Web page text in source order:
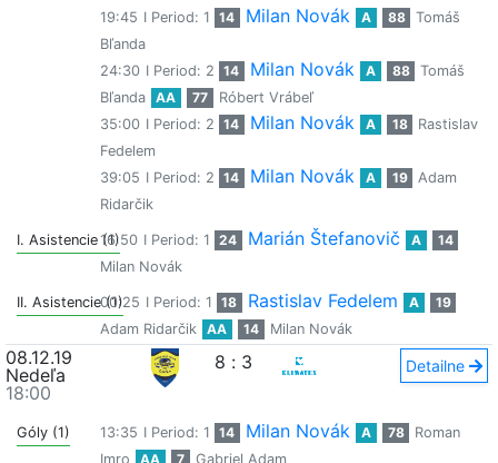
19:45 I Period: 1 14 Milan Novák A 88
Tomáš
Bľanda
24:30 I Period: 2 14 Milan Novák A 88
Tomáš
Bľanda
AA 77
Róbert Vrábeľ
35:00 I Period: 2 14 Milan Novák A 18
Rastislav
Fedelem
39:05 I Period: 2 14 Milan Novák A 19
Adam
Ridarčik
I. Asistencie (1)16:50 I Period: 1 24 Marián Štefanovič A
14
Milan Novák
II. Asistencie (1)
00:25 I Period: 1 18 Rastislav Fedelem A
19
Adam Ridarčik
AA 14 Milan Novák
08.12.19
Nedeľa
18:00
8 : 3 Detailne
Góly (1) 13:35 I Period: 1 14 Milan Novák A 78
Roman
Imro
AA 7 Gabriel Adam